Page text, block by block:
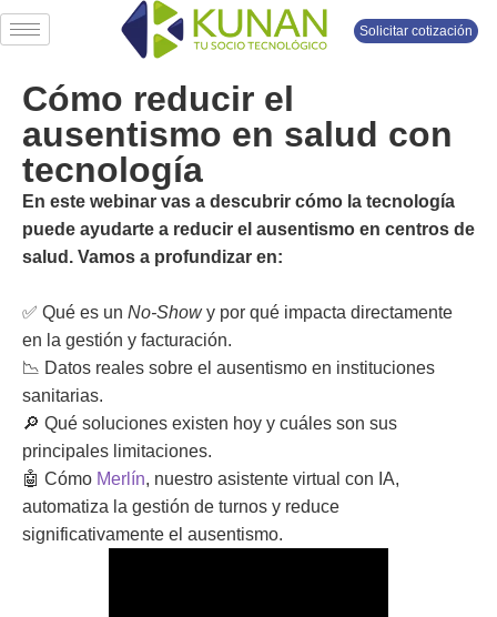
Solicitar cotización
Cómo reducir el
ausentismo en salud con
tecnología
En este webinar vas a descubrir cómo la tecnología
puede ayudarte a reducir el ausentismo en centros de
salud. Vamos a profundizar en:
✅ Qué es un No-Showy por qué impacta directamente
en la gestión y facturación.
📉 Datos reales sobre el ausentismo en instituciones
sanitarias.
🔎 Qué soluciones existen hoy y cuáles son sus
principales limitaciones.
🤖 Cómo Merlín, nuestro asistente virtual con IA,
automatiza la gestión de turnos y reduce
significativamente el ausentismo.